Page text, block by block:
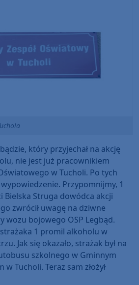
który przyjechał na akcję
nie jest już pracownikiem
w Tucholi. Po tych
wypowiedzenie. Przypomnijmy, 1
Bielska Struga dowódca akcji
zwrócił uwagę na dziwne
wozu bojowego OSP Legbąd.
1 promil alkoholu w
Jak się okazało, strażak był na
szkolnego w Gminnym
Tucholi. Teraz sam złożył